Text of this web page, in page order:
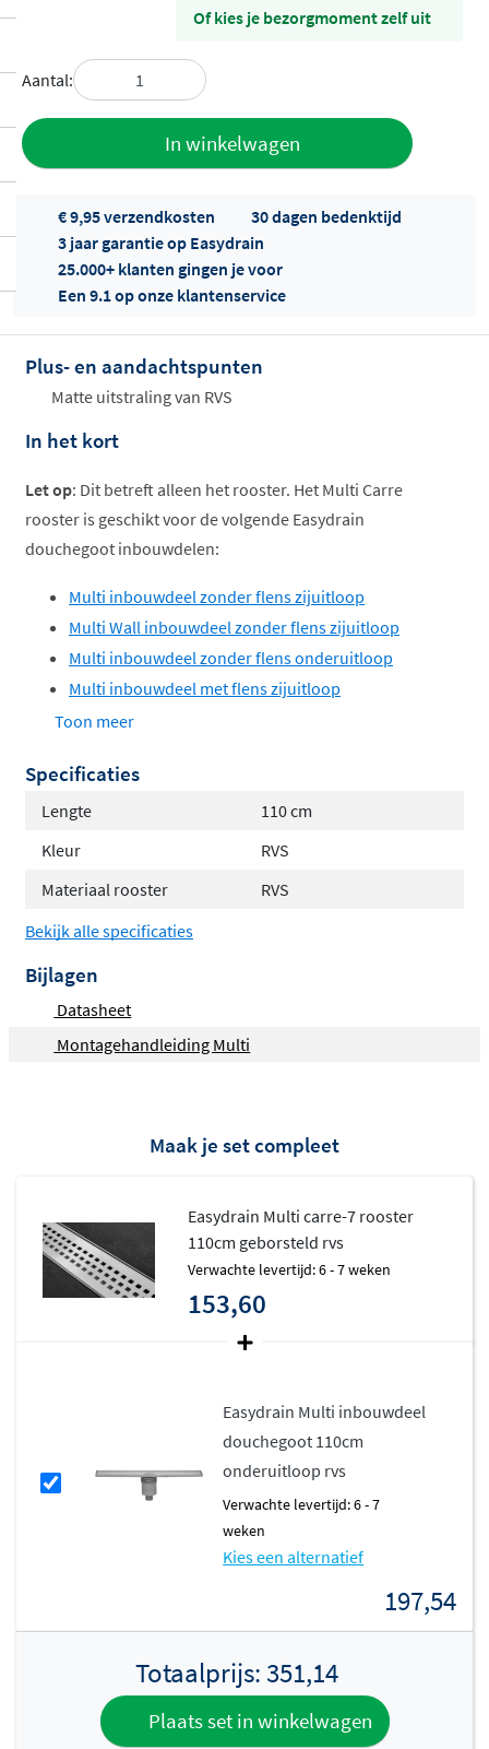
Of kies je bezorgmoment zelf uit
Aantal:
In winkelwagen
Offertes
ophalen...
€ 9,95 verzendkosten
30 dagen bedenktijd
3 jaar garantie op Easydrain
25.000+ klanten gingen je voor
Een 9.1 op onze klantenservice
Plus- en aandachtspunten
Matte uitstraling van RVS
In het kort
Let op: Dit betreft alleen het rooster. Het Multi Carre
rooster is geschikt voor de volgende Easydrain
douchegoot inbouwdelen:
Multi inbouwdeel zonder flens zijuitloop
Multi Wall inbouwdeel zonder flens zijuitloop
Multi inbouwdeel zonder flens onderuitloop
Multi inbouwdeel met flens zijuitloop
Multi inbouwdeel zijuitloop op uiteinde
Toon meer
Specificaties
Lengte
110 cm
Kleur
RVS
Materiaal rooster
RVS
Bekijk alle specificaties
Bijlagen
Datasheet
Montagehandleiding Multi
Maak je set compleet
Easydrain Multi carre-7 rooster
110cm geborsteld rvs
Verwachte levertijd: 6 - 7 weken
153,60
Easydrain Multi inbouwdeel
douchegoot 110cm
onderuitloop rvs
Verwachte levertijd: 6 - 7
weken
Kies een alternatief
197,54
Totaalprijs:351,14
Plaats set in winkelwagen